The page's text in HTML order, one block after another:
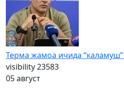
Терма жамоа ичида
visibility23583
05 август